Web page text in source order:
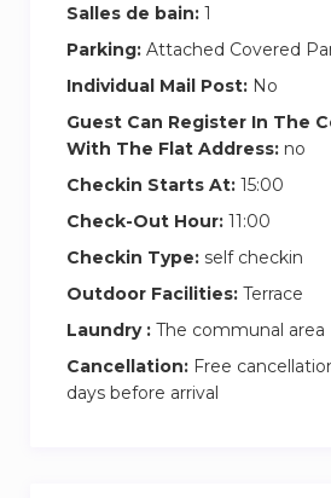
Para más detalles y reservas,
contactarnos.
Estaremos encantados de
todo lo necesario para que su
ciudad sea inolvidable.
¡Esperamos darte la
disfrutes de tu estancia en este
apartamento en Madrid!
Salles de bain: 1
Parking: Attached Covered
Individual Mail Post: No
Guest Can Register In The
With The Flat Address: no
Checkin Starts At: 15:00
Check-Out Hour: 11:00
Checkin Type: self checkin
Outdoor Facilities: Terrace
Laundry : The communal area
Cancellation: Free
days before arrival